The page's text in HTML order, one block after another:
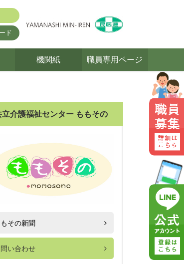
ド
機関紙 職員専用ページ
立介護福祉センター ももその
その新聞
い合わせ